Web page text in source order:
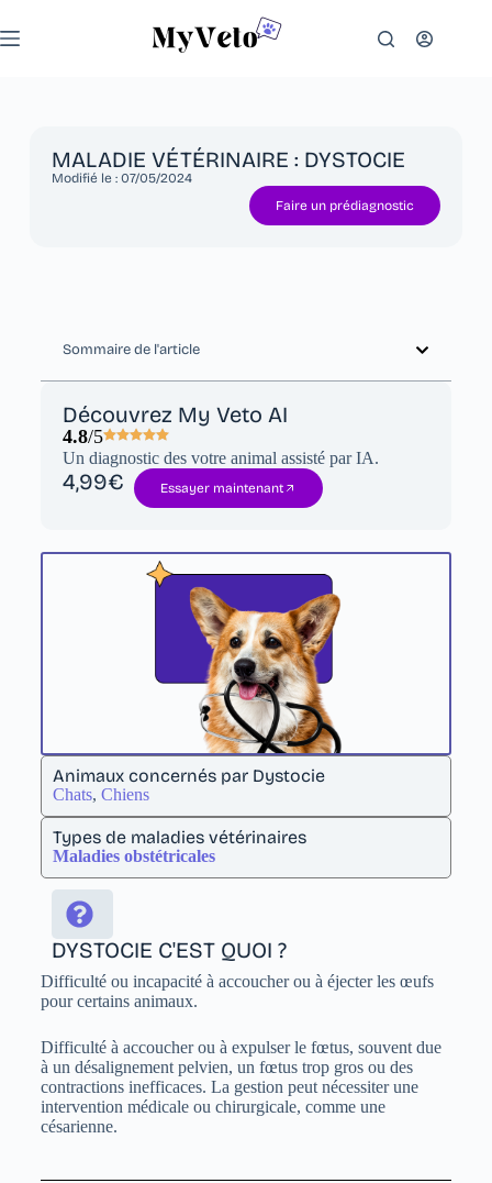
MALADIE VÉTÉRINAIRE : DYSTOCIE
Modifié le : 07/05/2024
Faire un prédiagnostic
Sommaire de l'article
Découvrez My Veto AI
4.8/5
Un diagnostic des votre animal assisté par IA.
4,99€ Essayer maintenant
Animaux concernés par Dystocie
Chats, Chiens
Types de maladies vétérinaires
Maladies obstétricales
DYSTOCIE C'EST QUOI ?
Difficulté ou incapacité à accoucher ou à éjecter les œufs
pour certains animaux.
Difficulté à accoucher ou à expulser le fœtus, souvent due
à un désalignement pelvien, un fœtus trop gros ou des
contractions inefficaces. La gestion peut nécessiter une
intervention médicale ou chirurgicale, comme une
césarienne.